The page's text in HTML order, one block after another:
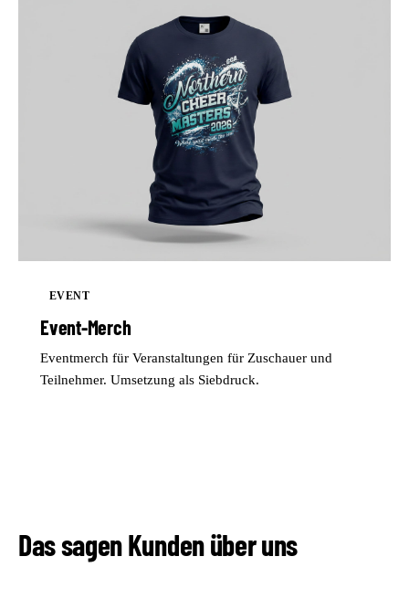
EVENT
Event-Merch
Eventmerch für Veranstaltungen für Zuschauer und
Teilnehmer. Umsetzung als Siebdruck.
Das sagen Kunden über uns